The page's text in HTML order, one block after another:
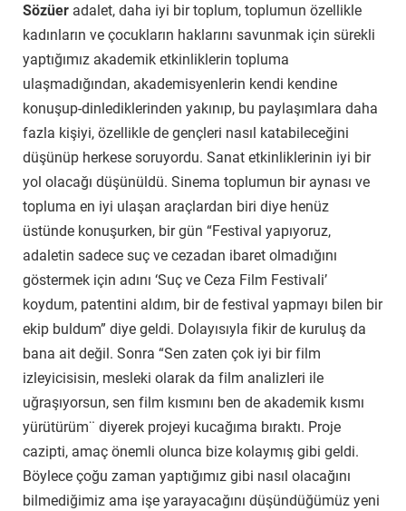
Sözüer adalet, daha iyi bir toplum, toplumun özellikle
kadınların ve çocukların haklarını savunmak için sürekli
yaptığımız akademik etkinliklerin topluma
ulaşmadığından, akademisyenlerin kendi kendine
konuşup-dinlediklerinden yakınıp, bu paylaşımlara daha
fazla kişiyi, özellikle de gençleri nasıl katabileceğini
düşünüp herkese soruyordu. Sanat etkinliklerinin iyi bir
yol olacağı düşünüldü. Sinema toplumun bir aynası ve
topluma en iyi ulaşan araçlardan biri diye henüz
üstünde konuşurken, bir gün “Festival yapıyoruz,
adaletin sadece suç ve cezadan ibaret olmadığını
göstermek için adını ‘Suç ve Ceza Film Festivali’
koydum, patentini aldım, bir de festival yapmayı bilen bir
ekip buldum” diye geldi. Dolayısıyla fikir de kuruluş da
bana ait değil. Sonra “Sen zaten çok iyi bir film
izleyicisisin, mesleki olarak da film analizleri ile
uğraşıyorsun, sen film kısmını ben de akademik kısmı
yürütürüm¨ diyerek projeyi kucağıma bıraktı. Proje
cazipti, amaç önemli olunca bize kolaymış gibi geldi.
Böylece çoğu zaman yaptığımız gibi nasıl olacağını
bilmediğimiz ama işe yarayacağını düşündüğümüz yeni